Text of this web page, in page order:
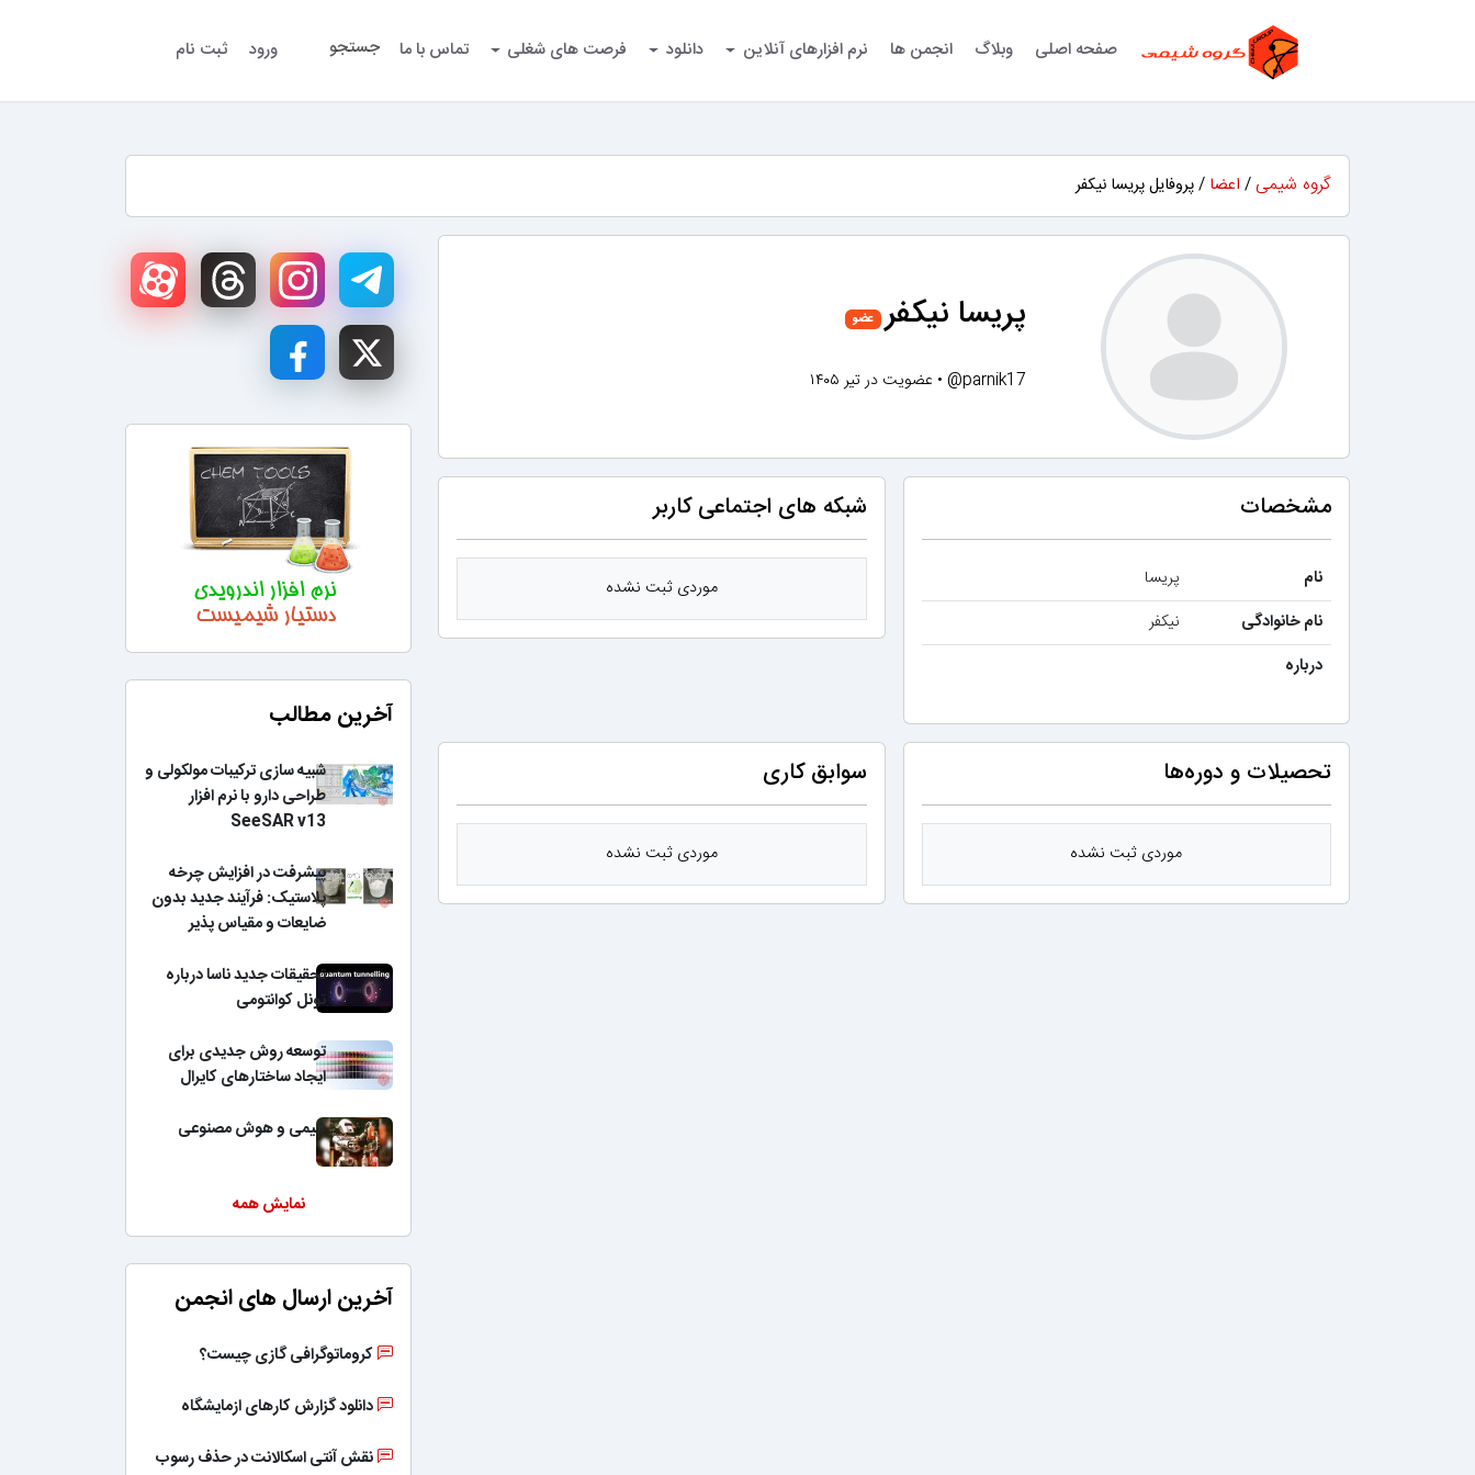
صفحه اصلی وبلاگ انجمن ها نرم افزارهای آنلاین دانلود فرصت های شغلی تماس با ما جستجو ورود ثبت نام
گروه شیمی / اعضا / پروفایل پریسا نیکفر
پریسا نیکفر عضو
@parnik17
• عضویت در تیر ۱۴۰۵
مشخصات
نام
پریسا
نام خانوادگی
نیکفر
درباره
شبکه های اجتماعی کاربر
موردی ثبت نشده
تحصیلات و دوره‌ها
موردی ثبت نشده
سوابق کاری
موردی ثبت نشده
آخرین مطالب
شبیه سازی ترکیبات مولکولی و
طراحی دارو با نرم افزار
SeeSAR v13
پیشرفت در افزایش چرخه
پلاستیک: فرآیند جدید بدون
ضایعات و مقیاس پذیر
تحقیقات جدید ناسا درباره
تونل کوانتومی
توسعه روش جدیدی برای
ایجاد ساختارهای کایرال
شیمی و هوش مصنوعی
نمایش همه
آخرین ارسال های انجمن
کروماتوگرافی گازی چیست؟
دانلود گزارش کارهای ازمایشگاه
نقش آنتی اسکالانت در حذف رسوب